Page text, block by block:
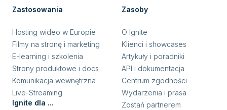
Zastosowania
Hosting wideo w Europie
Filmy na stronę i marketing
E-learning i szkolenia
Strony produktowe i docs
Komunikacja wewnętrzna
Live-Streaming
Ignite dla ...
Zasoby
O Ignite
Klienci i showcases
Artykuły i poradniki
API i dokumentacja
Centrum zgodności
Wydarzenia i prasa
Zostań partnerem